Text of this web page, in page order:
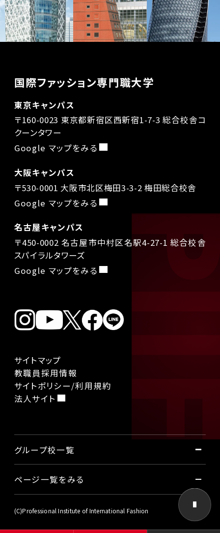
国際ファッション専門職大学
東京キャンパス
〒160-0023 東京都新宿区西新宿1-7-3 総合校舎コ
クーンタワー
Google マップをみる
大阪キャンパス
〒530-0001 大阪市北区梅田3-3-2 梅田総合校舎
Google マップをみる
名古屋キャンパス
〒450-0002 名古屋市中村区名駅4-27-1 総合校舎
スパイラルタワーズ
Google マップをみる
サイトマップ
教職員採用情報
サイトポリシー/利用規約
法人サイト
グループ校一覧
国際ファッション専門職大学
東京国際工科専門職大学
ページ一覧をみる
本学について
(C)Professional Institute of International Fashion